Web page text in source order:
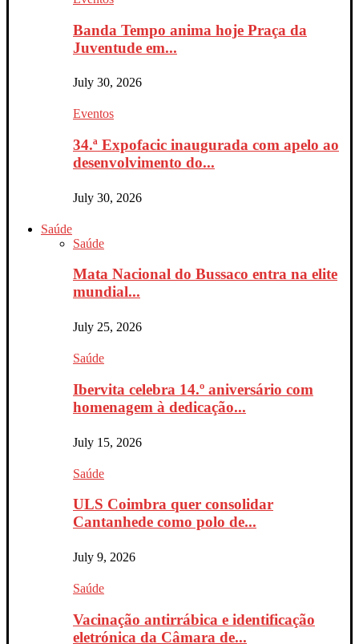
Banda Tempo anima hoje Praça da
Juventude em...
July 30, 2026
Eventos
34.ª Expofacic inaugurada com apelo ao
desenvolvimento do...
July 30, 2026
Saúde
Saúde
Mata Nacional do Bussaco entra na elite
mundial...
July 25, 2026
Saúde
Ibervita celebra 14.º aniversário com
homenagem à dedicação...
July 15, 2026
Saúde
ULS Coimbra quer consolidar
Cantanhede como polo de...
July 9, 2026
Saúde
Vacinação antirrábica e identificação
eletrónica da Câmara de...